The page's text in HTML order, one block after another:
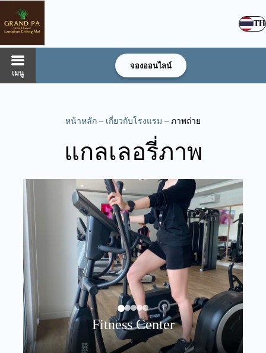
TH
เมนู
จองออนไลน์
หน้าหลัก – เกี่ยวกับโรงแรม – ภาพถ่าย
แกลเลอรี่ภาพ
Fitness Center